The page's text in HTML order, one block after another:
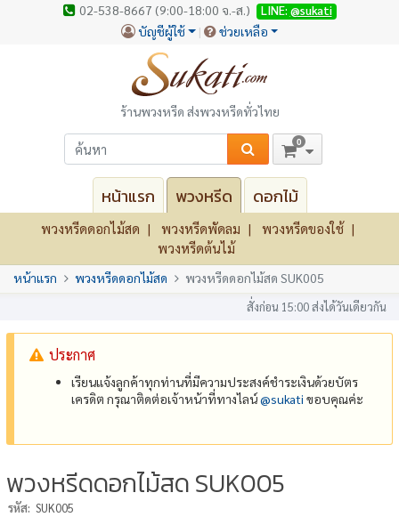
02-538-8667 (9:00-18:00 จ.-ส.) LINE: @sukati
บัญชีผู้ใช้ ช่วยเหลือ
ร้านพวงหรีด ส่งพวงหรีดทั่วไทย
0
หน้าแรก พวงหรีด ดอกไม้
พวงหรีดดอกไม้สด พวงหรีดพัดลม
พวงหรีดของใช้
พวงหรีดต้นไม้
หน้าแรก พวงหรีดดอกไม้สด พวงหรีดดอกไม้สด SUK005
สั่งก่อน 15:00 ส่งได้วันเดียวกัน
ประกาศ
เรียนแจ้งลูกค้าทุกท่านที่มีความประสงค์ชำระเงินด้วยบัตร
เครดิต กรุณาติดต่อเจ้าหน้าที่ทางไลน์@‌sukati ขอบคุณค่ะ
พวงหรีดดอกไม้สด SUK005
รหัส: SUK005